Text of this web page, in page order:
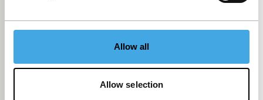
Allow all
Allow selection
Cookie-instellingen wijzigen